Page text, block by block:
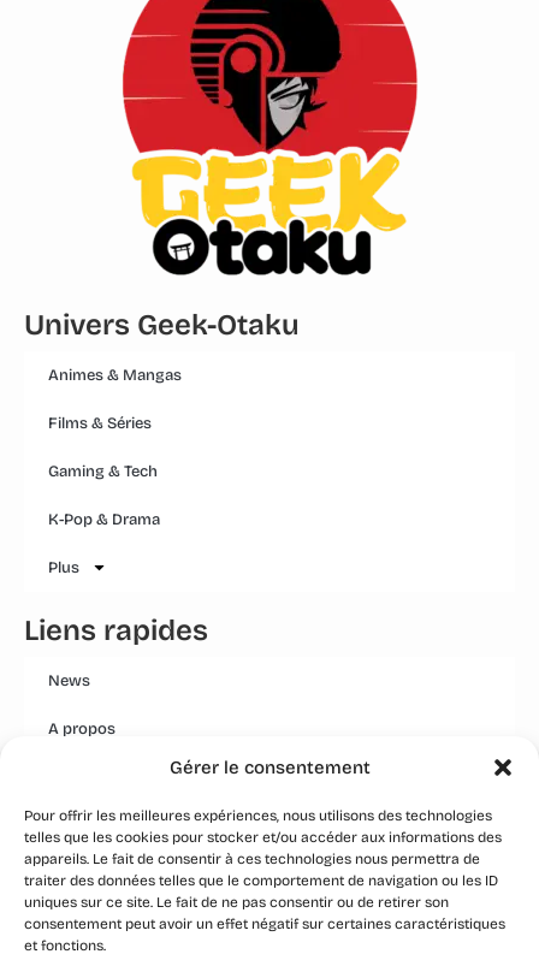
Gérer le consentement
Pour offrir les meilleures expériences, nous utilisons des technologies
telles que les cookies pour stocker et/ou accéder aux informations des
appareils. Le fait de consentir à ces technologies nous permettra de
traiter des données telles que le comportement de navigation ou les ID
uniques sur ce site. Le fait de ne pas consentir ou de retirer son
consentement peut avoir un effet négatif sur certaines caractéristiques
et fonctions.
Univers Geek-Otaku
Animes & Mangas
Films & Séries
Gaming & Tech
K-Pop & Drama
Plus
Liens rapides
News
A propos
Mentions légales
Conditions générales
Politique Qualité Groupe
Event